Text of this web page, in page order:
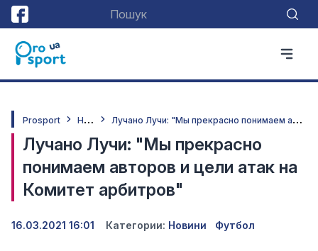
Prosport Н
овини Л
учано Лучи: "Мы прекрасно понимаем авторов и цели атак на Комитет арбитров"
Лучано Лучи: "Мы прекрасно
понимаем авторов и цели атак на
Комитет арбитров"
16.03.2021 16:01 Категории: Новини Футбол